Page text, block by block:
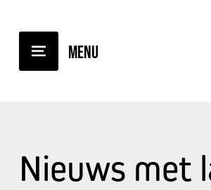
Nieuws met